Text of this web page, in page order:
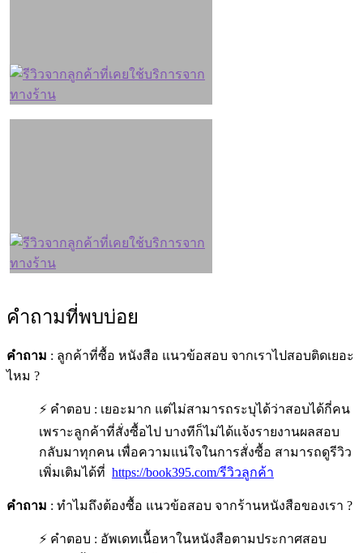
คำถามที่พบบ่อย
คำถาม : ลูกค้าที่ซื้อ หนังสือ แนวข้อสอบ จากเราไปสอบติดเยอะ
ไหม ?
⚡ คำตอบ : เยอะมาก แต่ไม่สามารถระบุได้ว่าสอบได้กี่คน
เพราะลูกค้าที่สั่งซื้อไป บางทีก็ไม่ได้แจ้งรายงานผลสอบ
กลับมาทุกคน เพื่อความแน่ใจในการสั่งซื้อ สามารถดูรีวิว
เพิ่มเติมได้ที่ https://book395.com/รีวิวลูกค้า
คำถาม : ทำไมถึงต้องซื้อ แนวข้อสอบ จากร้านหนังสือของเรา ?
⚡ คำตอบ : อัพเดทเนื้อหาในหนังสือตามประกาศสอบ